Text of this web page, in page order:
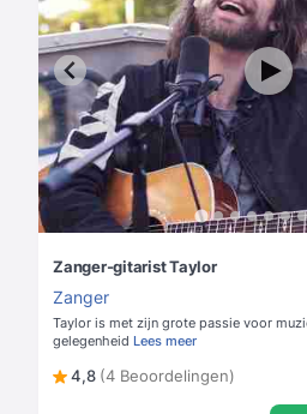
Zanger-gitarist Taylor
Zanger
Taylor is met zijn grote passie voor
gelegenheid Lees meer
4,8 (4 Beoordelingen)